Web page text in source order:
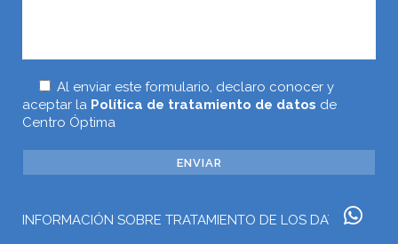
Al enviar este formulario, declaro conocer y
aceptar la Política de tratamiento de datos de
Centro Óptima
INFORMACIÓN SOBRE TRATAMIENTO DE LOS DATOS